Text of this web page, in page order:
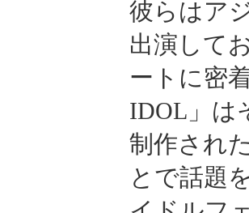
彼らはア
出演して
ートに密
IDOL」は
制作され
とで話題